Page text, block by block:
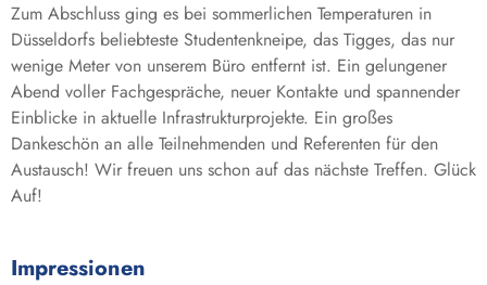
Zum Abschluss ging es bei sommerlichen Temperaturen in
Düsseldorfs beliebteste Studentenkneipe, das Tigges, das nur
wenige Meter von unserem Büro entfernt ist. Ein gelungener
Abend voller Fachgespräche, neuer Kontakte und spannender
Einblicke in aktuelle Infrastrukturprojekte. Ein großes
Dankeschön an alle Teilnehmenden und Referenten für den
Austausch! Wir freuen uns schon auf das nächste Treffen. Glück
Auf!
Impressionen